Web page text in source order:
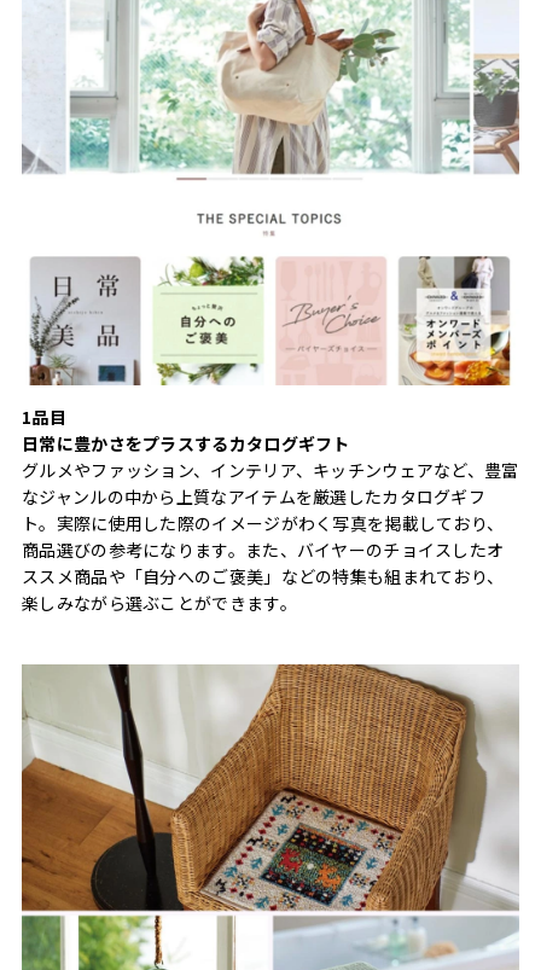
1品目
日常に豊かさをプラスするカタログギフト
グルメやファッション、インテリア、キッチンウェアなど、豊富
なジャンルの中から上質なアイテムを厳選したカタログギフ
ト。実際に使用した際のイメージがわく写真を掲載しており、
商品選びの参考になります。また、バイヤーのチョイスしたオ
ススメ商品や「自分へのご褒美」などの特集も組まれており、
楽しみながら選ぶことができます。